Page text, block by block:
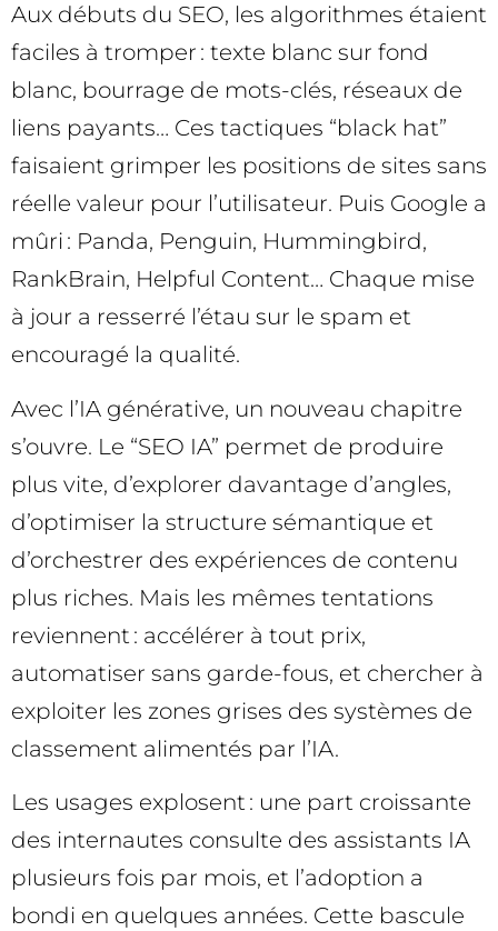
Aux débuts du SEO, les algorithmes étaient
faciles à tromper : texte blanc sur fond
blanc, bourrage de mots-clés, réseaux de
liens payants… Ces tactiques “black hat”
faisaient grimper les positions de sites sans
réelle valeur pour l’utilisateur. Puis Google a
mûri : Panda, Penguin, Hummingbird,
RankBrain, Helpful Content… Chaque mise
à jour a resserré l’étau sur le spam et
encouragé la qualité.
Avec l’IA générative, un nouveau chapitre
s’ouvre. Le “SEO IA” permet de produire
plus vite, d’explorer davantage d’angles,
d’optimiser la structure sémantique et
d’orchestrer des expériences de contenu
plus riches. Mais les mêmes tentations
reviennent : accélérer à tout prix,
automatiser sans garde-fous, et chercher à
exploiter les zones grises des systèmes de
classement alimentés par l’IA.
Les usages explosent : une part croissante
des internautes consulte des assistants IA
plusieurs fois par mois, et l’adoption a
bondi en quelques années. Cette bascule